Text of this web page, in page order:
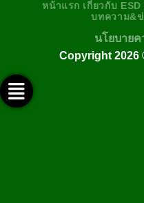
หน้าแรก เกี่ยวกับ ESD
บทความ&
นโยบาย
Copyright 2026
ติดต่อทางไลน์
ติดต่อทางเฟสบุ๊ค
ช่อง Youtube
ติดต่อทางอีเมล์
ติดต่อทางโทรศัพท์